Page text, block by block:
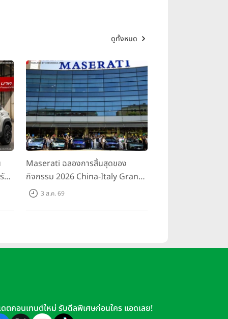
ดูทั้งหมด
บ
Maserati ฉลองการสิ้นสุดของ
กิจกรรม 2026 China-Italy Grand
Tour ณ สำนักงานใหญ่ เมืองโมเดนา
3 ส.ค. 69
ดตคอนเทนต์ใหม่ รับดีลพิเศษก่อนใคร แอดเลย!